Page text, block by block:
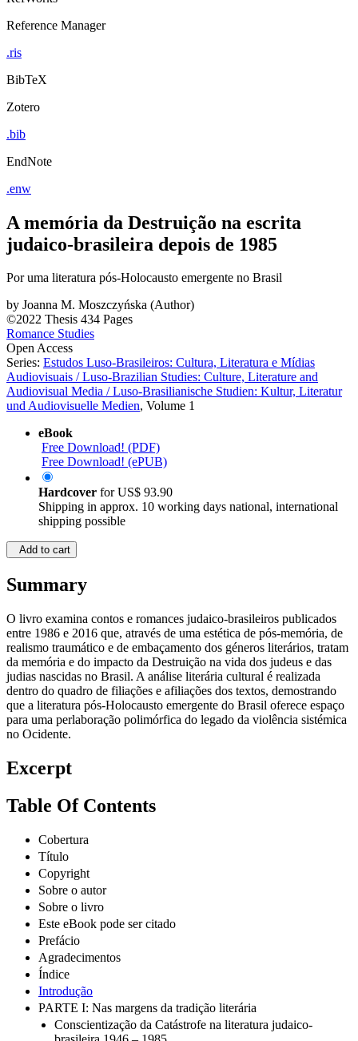
A memória da Destruição na escrita
judaico-brasileira depois de 1985
byJoanna M. Moszczyńska (Author)
©2022 Thesis 434 Pages
Romance Studies
Open Access
Series:Estudos Luso-Brasileiros: Cultura, Literatura e Mídias
Audiovisuais / Luso-Brazilian Studies: Culture, Literature and
Audiovisual Media / Luso-Brasilianische Studien: Kultur, Literatur
eBook
Free Download! (PDF)
Free Download! (ePUB)
Hardcover forUS$ 93.90
Shipping in approx. 10 working days national, international
Summary
O livro examina contos e romances judaico-brasileiros publicados
entre 1986 e 2016 que, através de uma estética de pós-memória, de
realismo traumático e de embaçamento dos géneros literários, tratam
da memória e do impacto da Destruição na vida dos judeus e das
judias nascidas no Brasil. A análise literária cultural é realizada
dentro do quadro de filiações e afiliações dos textos, demostrando
que a literatura pós-Holocausto emergente do Brasil oferece espaço
para uma perlaboração polimórfica do legado da violência sistémica
Excerpt
Cobertura
Título
Copyright
Sobre o autor
Sobre o livro
Este eBook pode ser citado
Prefácio
Agradecimentos
Índice
Introdução
PARTE I: Nas margens da tradição literária